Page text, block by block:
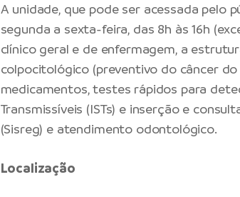
A unidade, que pode ser acessada pelo
segunda a sexta-feira, das 8h às 16h
clínico geral e de enfermagem, a
colpocitológico (preventivo do câncer
medicamentos, testes rápidos para
Transmissíveis (ISTs) e inserção e
(Sisreg) e atendimento odontológico.
Localização